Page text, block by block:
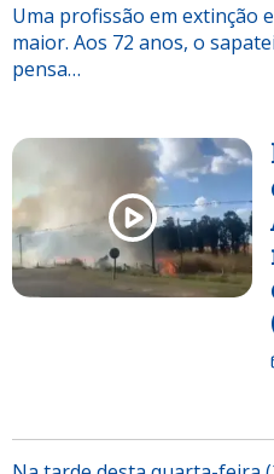
Uma profissão em extinção
maior. Aos 72 anos, o
pensa…